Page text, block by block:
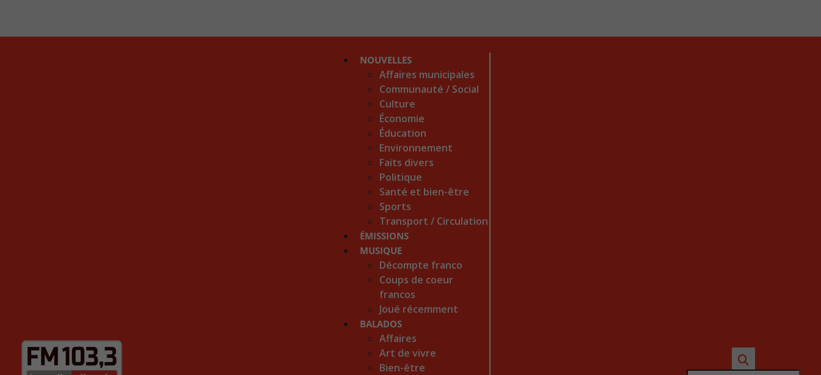
NOUVELLES
Affaires municipales
Communauté / Social
Culture
Économie
Éducation
Environnement
Faits divers
Politique
Santé et bien-être
Sports
Transport / Circulation
ÉMISSIONS
MUSIQUE
Décompte franco
Coups de coeur
francos
Joué récemment
BALADOS
Affaires
Art de vivre
Bien-être